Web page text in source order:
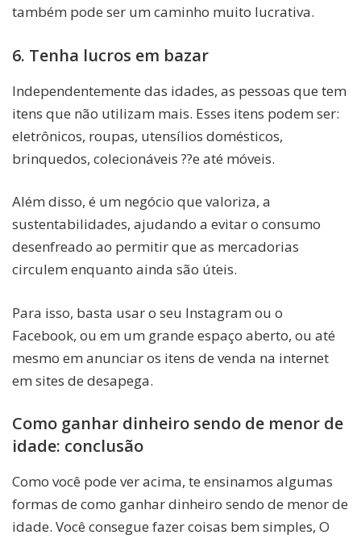
também pode ser um caminho muito lucrativa.
6. Tenha lucros em bazar
Independentemente das idades, as pessoas que tem
itens que não utilizam mais. Esses itens podem ser:
eletrônicos, roupas, utensílios domésticos,
brinquedos, colecionáveis ??e até móveis.
Além disso, é um negócio que valoriza, a
sustentabilidades, ajudando a evitar o consumo
desenfreado ao permitir que as mercadorias
circulem enquanto ainda são úteis.
Para isso, basta usar o seu Instagram ou o
Facebook, ou em um grande espaço aberto, ou até
mesmo em anunciar os itens de venda na internet
em sites de desapega.
Como ganhar dinheiro sendo de menor de
idade: conclusão
Como você pode ver acima, te ensinamos algumas
formas de como ganhar dinheiro sendo de menor de
idade. Você consegue fazer coisas bem simples, O